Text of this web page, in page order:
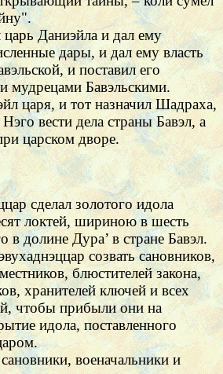
Даниэйла и дал ему
дары, и дал ему власть
и поставил его
мудрецами Бавэльскими.
царя, и тот назначил Шадраха,
вести дела страны Бавэл, а
царском дворе.
сделал золотого идола
локтей, шириною в шесть
в долине Дура’ в стране Бавэл.
созвать сановников,
блюстителей закона,
хранителей ключей и всех
чтобы прибыли они на
идола, поставленного
военачальники и